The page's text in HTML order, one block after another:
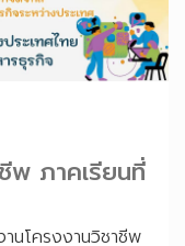
พ ภาคเรียนที่
านโครงงานวิชาชีพ